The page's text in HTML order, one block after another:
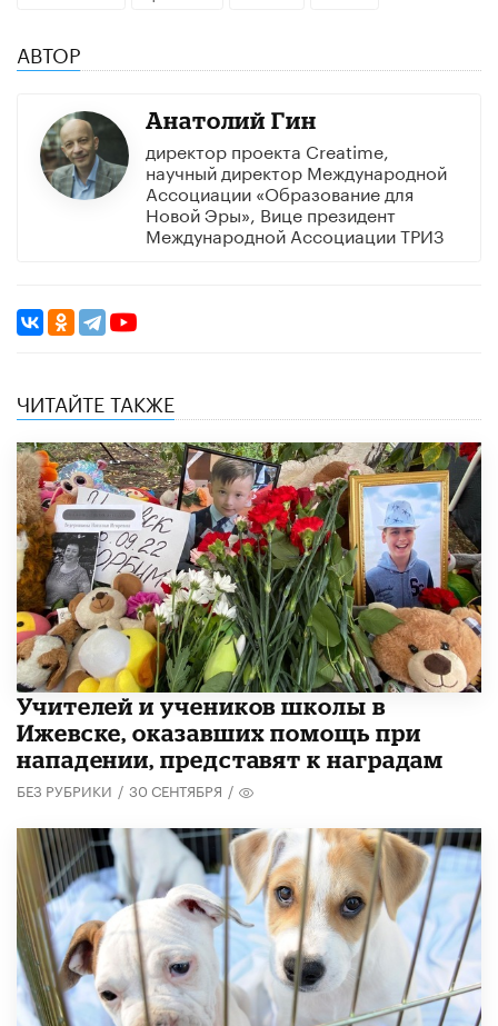
АВТОР
Анатолий Гин
директор проекта Creatime,
научный директор Международной
Ассоциации «Образование для
Новой Эры», Вице президент
Международной Ассоциации ТРИЗ
ЧИТАЙТЕ ТАКЖЕ
​Учителей и учеников школы в
Ижевске, оказавших помощь при
нападении, представят к наградам
БЕЗ РУБРИКИ / 30 СЕНТЯБРЯ /